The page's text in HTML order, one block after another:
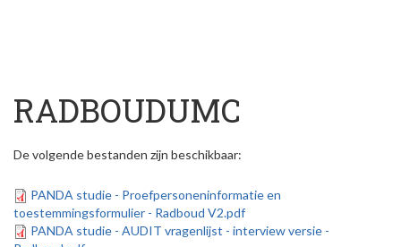
RADBOUDUMC
De volgende bestanden zijn beschikbaar:
PANDA studie - Proefpersoneninformatie en
toestemmingsformulier - Radboud V2.pdf
PANDA studie - AUDIT vragenlijst - interview versie -